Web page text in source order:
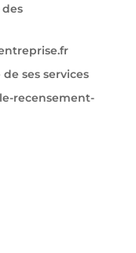
ses services
recensement-